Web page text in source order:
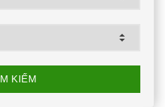
KIẾM